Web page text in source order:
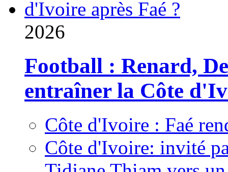
2026
Football : Renard,
entraîner la Côte
Côte d'Ivoire : Faé
Côte d'Ivoire: invité